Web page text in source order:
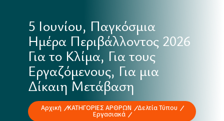
5 Ιουνίου, Παγκόσμια
Ημέρα Περιβάλλοντος 2026
Για το Κλίμα, Για τους
Εργαζόμενους, Για μια
Δίκαιη Μετάβαση
Αρχική ΚΑΤΗΓΟΡΙΕΣ ΑΡΘΡΩΝ
Δελτία Τύπου
Εργασιακά